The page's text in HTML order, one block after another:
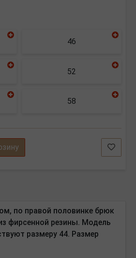
46
52
58
по правой половинке брюк
фирсенной резины. Модель
размеру 44. Размер